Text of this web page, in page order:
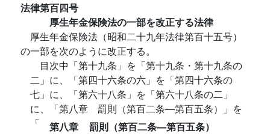
法律第百四号
厚生年金保険法の一部を改正する法律
厚生年金保険法（昭和二十九年法律第百十五号）
の一部を次のように改正する。
目次中「第十九条」を「第十九条・第十九条の
二」に、「第四十六条の六」を「第四十六条の
七」に、「第六十八条」を「第六十八条の二」
に、「第八章 罰則（第百二条―第百五条）」を
「
第八章
罰則（第百二条―第百五条）